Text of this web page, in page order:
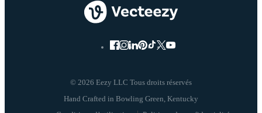
© 2026 Eezy LLC Tous droits réservés